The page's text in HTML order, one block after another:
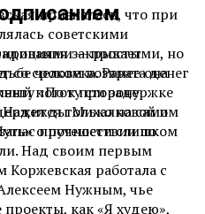
призналась, что при
советскими
— простыми, но
человека. Ранее она
«По ту сторону
Надежды Михалковой и
о путешествии по
Над своим первым
работала с
Нужным, чье
как «Я худею»,
закрывает
со сроком возврата денег
поток при задержке
только на самом
прочности слишком